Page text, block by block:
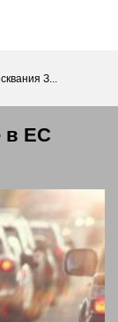
З...
в ЕС